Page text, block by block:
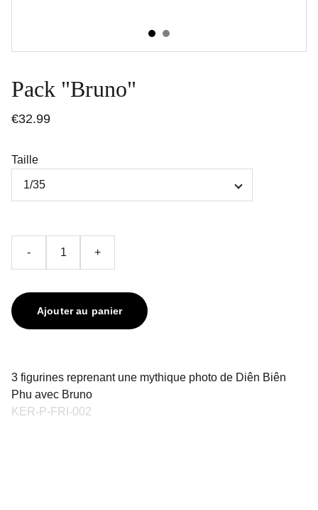
Pack "Bruno"
€32.99
Taille
- +
Ajouter au panier
3 figurines reprenant une mythique photo de Diên Biên
Phu avec Bruno
KER-P-FRI-002